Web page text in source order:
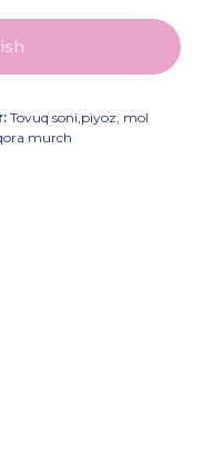
Tovuq soni,piyoz, mol
murch